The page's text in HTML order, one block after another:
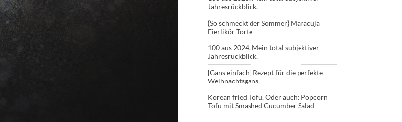
Jahresrückblick.
{So schmeckt der Sommer} Maracuja
Eierlikör Torte
100 aus 2024. Mein total subjektiver
Jahresrückblick.
{Gans einfach} Rezept für die perfekte
Weihnachtsgans
Korean fried Tofu. Oder auch: Popcorn
Tofu mit Smashed Cucumber Salad